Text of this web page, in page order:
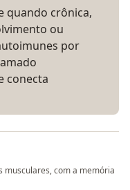
quando crônica,
ou
por
conecta
musculares, com a memória